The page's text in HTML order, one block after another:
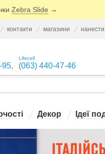
Zebra Slide →
контакти магазини
95,
Lifecell
(063) 440-47-46
Декор Ідеї